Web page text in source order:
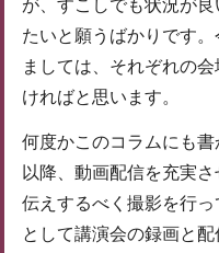
が、すこしでも状況が
たいと願うばかりです
ましては、それぞれの
ければと思います。
何度かこのコラムにも
以降、動画配信を充実
伝えするべく撮影を行
として講演会の録画と